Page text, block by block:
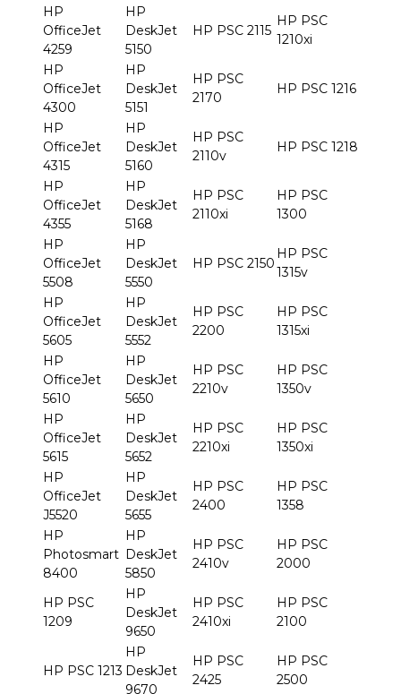
HP
OfficeJet
4259
HP
DeskJet
5150
HP PSC 2115
HP PSC
1210xi
HP
OfficeJet
4300
HP
DeskJet
5151
HP PSC
2170
HP PSC 1216
HP
OfficeJet
4315
HP
DeskJet
5160
HP PSC
2110v
HP PSC 1218
HP
OfficeJet
4355
HP
DeskJet
5168
HP PSC
2110xi
HP PSC
1300
HP
OfficeJet
5508
HP
DeskJet
5550
HP PSC 2150
HP PSC
1315v
HP
OfficeJet
5605
HP
DeskJet
5552
HP PSC
2200
HP PSC
1315xi
HP
OfficeJet
5610
HP
DeskJet
5650
HP PSC
2210v
HP PSC
1350v
HP
OfficeJet
5615
HP
DeskJet
5652
HP PSC
2210xi
HP PSC
1350xi
HP
OfficeJet
J5520
HP
DeskJet
5655
HP PSC
2400
HP PSC
1358
HP
Photosmart
8400
HP
DeskJet
5850
HP PSC
2410v
HP PSC
2000
HP PSC
1209
HP
DeskJet
9650
HP PSC
2410xi
HP PSC
2100
HP PSC 1213
HP
DeskJet
9670
HP PSC
2425
HP PSC
2500